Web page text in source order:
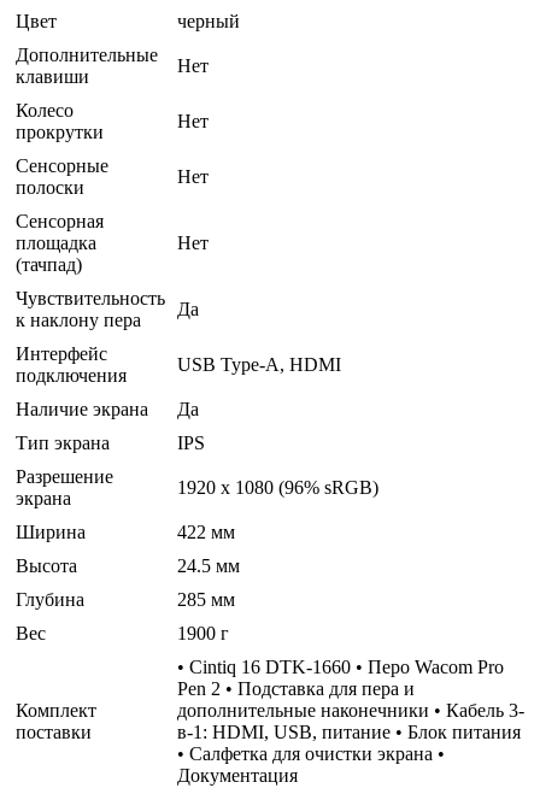
Цвет
черный
Дополнительные
клавиши
Нет
Колесо
прокрутки
Нет
Сенсорные
полоски
Нет
Сенсорная
площадка
(тачпад)
Нет
Чувствительность
к наклону пера
Да
Интерфейс
подключения
USB Type-A, HDMI
Наличие экрана
Да
Тип экрана
IPS
Разрешение
экрана
1920 x 1080 (96% sRGB)
Ширина
422 мм
Высота
24.5 мм
Глубина
285 мм
Вес
1900 г
Комплект
поставки
• Cintiq 16 DTK-1660 • Перо Wacom Pro
Pen 2 • Подставка для пера и
дополнительные наконечники • Кабель 3-
в-1: HDMI, USB, питание • Блок питания
• Салфетка для очистки экрана •
Документация